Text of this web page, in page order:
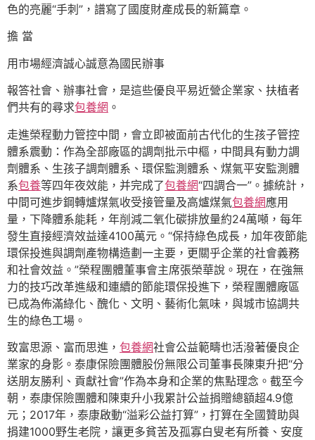
色的亮麗“手刺”，譜寫了國度財產成長的新篇章。
擔 當
用市場經濟誠心誠意為國民辦事
報答社會、辦事社會，是這些優良平易近營企業家、扶植者
們共有的尋求包養網 。
走進榮程動力管控中間，會立即被面前古代化的生孩子管控
體系震動：作為全部廠區的調劑批示中樞，中間具有動力調
劑體系、生孩子調劑體系、環保監測體系、煤氣平安監測體
系包養等四年夜效能，并完成了包養網“四調合一”。據統計，
中間可進步鋼轉爐煤氣收受接管量及高爐煤氣包養網應用
量，下降體系能耗，年削減二氧化碳排放量約24萬噸，每年
發生直接經濟效益達4100萬元。“保持綠色成長，加年夜節能
環保投進與調劑產物構造劃一主要，更關乎企業的社會義務
和社會效益。”榮程團體董事會主席張榮華說。現在，在強無
力的技巧改革進級和連續的節能環保投進下，榮程團體廠區
已成為佈滿綠化、醜化、文明、藝術化氣味，與城市協調共
生的綠色工場。
致富思源、富而思進， 包養網社會公益範疇也活潑著優良企
業家的身影。泰康保險團體股份無限公司董事長陳東升把“分
送朋友勝利、貢獻社會”作為本身和企業的焦點理念。截至今
朝，泰康保險團體和陳東升小我累計公益捐贈總額超4.9億
元；2017年，泰康啟動“溢彩公益打算”，打算在全國贊助與
捐建1000野生老院，讓更多貧苦及孤寡白叟老有所養、安度